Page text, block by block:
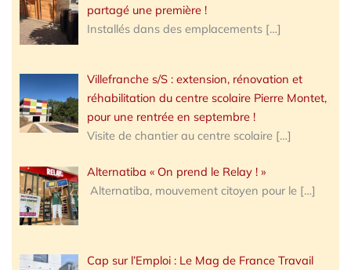
partagé une première !
Installés dans des emplacements […]
Villefranche s/S : extension, rénovation et
réhabilitation du centre scolaire Pierre Montet,
pour une rentrée en septembre !
Visite de chantier au centre scolaire […]
Alternatiba « On prend le Relay ! »
Alternatiba, mouvement citoyen pour le […]
Cap sur l’Emploi : Le Mag de France Travail